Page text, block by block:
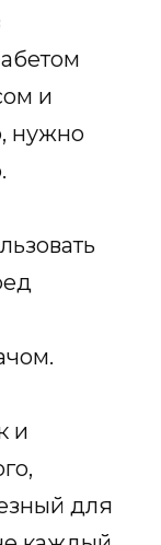
и
нужно
и
для